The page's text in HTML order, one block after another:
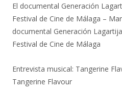
El documental Generación
Festival de Cine de Málaga –
documental Generación
Festival de Cine de Málaga
Entrevista musical: Tangerine
Tangerine Flavour